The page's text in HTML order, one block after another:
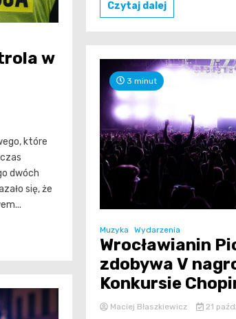
w
które
dwóch
się, że
Czytaj dalej
3 minut
Muzyka Wydarzenia
Wrocławianin
zdobywa V
Konkursie
Maciej Błaszkiewicz 21